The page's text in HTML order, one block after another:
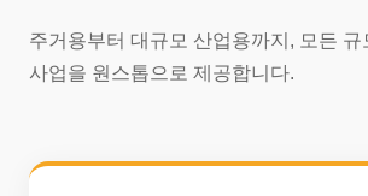
주거용부터 대규모 산업용까지, 모든 규
사업을 원스톱으로 제공합니다.